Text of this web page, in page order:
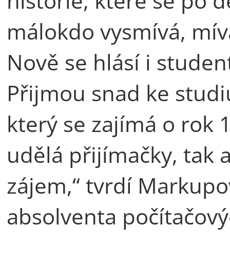
málokdo vysmívá,
Nově se hlásí i
Přijmou snad ke
který se zajímá o rok
udělá přijímačky, tak
zájem,“ tvrdí
absolventa